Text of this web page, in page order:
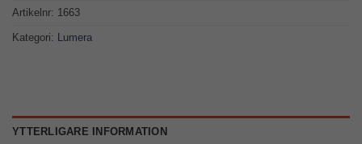
Artikelnr: 1663
Kategori: Lumera
YTTERLIGARE INFORMATION